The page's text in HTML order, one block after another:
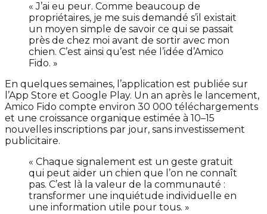
« J’ai eu peur. Comme beaucoup de
propriétaires, je me suis demandé s’il existait
un moyen simple de savoir ce qui se passait
près de chez moi avant de sortir avec mon
chien. C’est ainsi qu’est née l’idée d’Amico
Fido. »
En quelques semaines, l’application est publiée sur
l’App Store et Google Play. Un an après le lancement,
Amico Fido compte environ 30 000 téléchargements
et une croissance organique estimée à 10–15
nouvelles inscriptions par jour, sans investissement
publicitaire.
« Chaque signalement est un geste gratuit
qui peut aider un chien que l’on ne connaît
pas. C’est là la valeur de la communauté :
transformer une inquiétude individuelle en
une information utile pour tous. »